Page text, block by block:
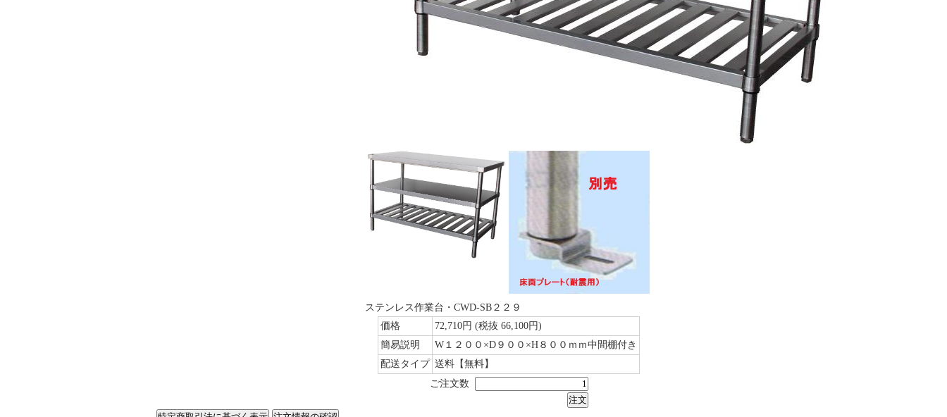
ステンレス作業台・CWD-SB２２９
価格
72,710円 (税抜 66,100円)
簡易説明
W１２００×D９００×H８００ｍｍ中間棚付き
配送タイプ 送料【無料】
ご注文数